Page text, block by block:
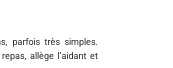
parfois très simples.
allège l’aidant et